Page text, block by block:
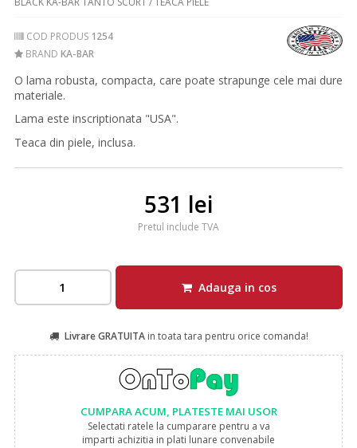
COD PRODUS 1254
BRAND KA-BAR
O lama robusta, compacta, care poate strapunge cele mai dure
materiale.
Lama este inscriptionata "USA".
Teaca din piele, inclusa.
531 lei
Pretul include TVA
Adauga in cos
Livrare GRATUITAin toata tara pentru orice comanda!
CUMPARA ACUM, PLATESTE MAI USOR
Selectati ratele la cumparare pentru a va
imparti achizitia in plati lunare convenabile